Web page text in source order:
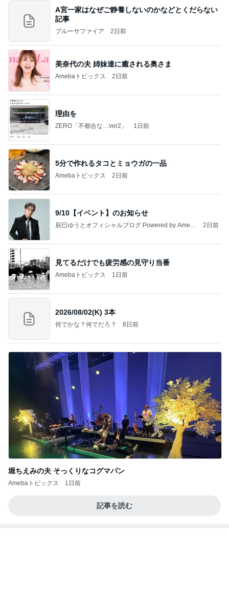
A宮一家はなぜご静養しないのかなどとくだらない
記事
ブルーサファイア 2日前
美奈代の夫 姉妹達に癒される奥さま
Amebaトピックス 2日前
理由を
ZERO「不都合な…ver2」 1日前
5分で作れるタコとミョウガの一品
Amebaトピックス 2日前
9/10【イベント】のお知らせ
辰巳ゆうとオフィシャルブログ Powered by Ameb
2日前
見てるだけでも疲労感の見守り当番
Amebaトピックス 1日前
2026/08/02(K) 3本
何でかな？何でだろ？ 8日前
堀ちえみの夫 そっくりなコグマパン
Amebaトピックス 1日前
記事を読む